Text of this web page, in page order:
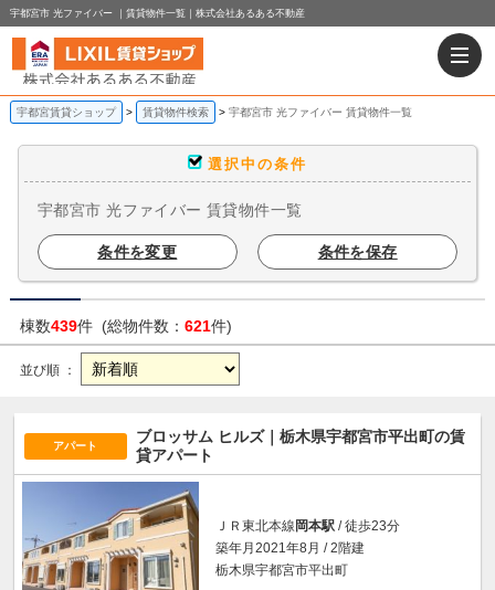
宇都宮市 光ファイバー ｜賃貸物件一覧｜株式会社あるある不動産
宇都宮賃貸ショップ 賃貸物件検索 宇都宮市 光ファイバー 賃貸物件一覧
選択中の条件
宇都宮市 光ファイバー 賃貸物件一覧
条件を変更 条件を保存
棟数439件 (総物件数： 621件)
並び順 ：
アパート
ブロッサム ヒルズ｜栃木県宇都宮市平出町の賃
貸アパート
ＪＲ東北本線岡本駅 / 徒歩23分
築年月2021年8月 / 2階建
栃木県宇都宮市平出町